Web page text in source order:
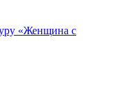
«Женщина с